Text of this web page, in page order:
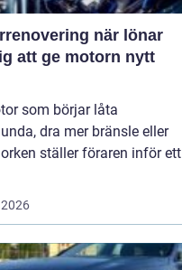
när lönar
att ge motorn nytt
som börjar låta
dra mer bränsle eller
ställer föraren inför ett